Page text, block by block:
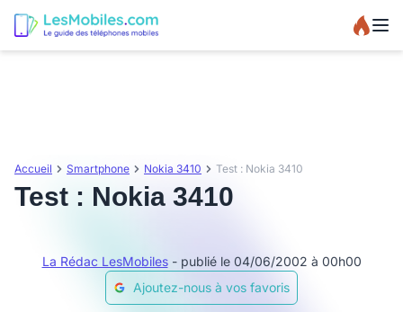
Accueil Smartphone Nokia 3410 Test : Nokia 3410
Test : Nokia 3410
La Rédac LesMobiles - publié le 04/06/2002 à 00h00
Ajoutez-nous à vos favoris